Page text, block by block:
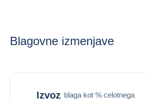
Blagovne izmenjave
Izvoz blaga kot % celotnega